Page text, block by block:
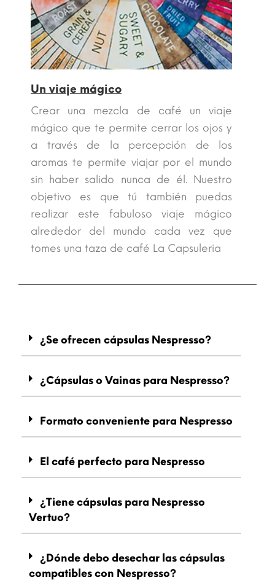
Un viaje mágico
Crear una mezcla de café un viaje
mágico que te permite cerrar los ojos y
a través de la percepción de los
aromas te permite viajar por el mundo
sin haber salido nunca de él. Nuestro
objetivo es que tú también puedas
realizar este fabuloso viaje mágico
alrededor del mundo cada vez que
tomes una taza de café La Capsuleria
¿Se ofrecen cápsulas Nespresso?
¿Cápsulas o Vainas para Nespresso?
Formato conveniente para Nespresso
El café perfecto para Nespresso
¿Tiene cápsulas para Nespresso
Vertuo?
¿Dónde debo desechar las cápsulas
compatibles con Nespresso?